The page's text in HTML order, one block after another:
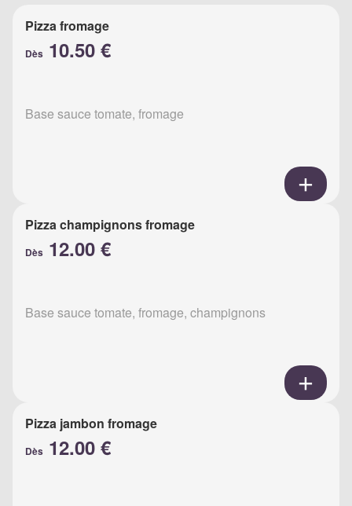
Pizza fromage
Dès 10.50 €
Base sauce tomate, fromage
Pizza champignons fromage
Dès 12.00 €
Base sauce tomate, fromage, champignons
Pizza jambon fromage
Dès 12.00 €